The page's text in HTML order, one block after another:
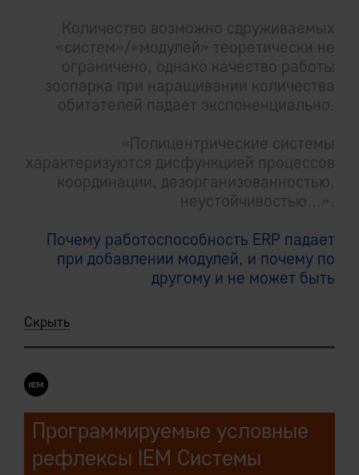
Количество возможно сдруживаемых
«систем»/«модулей» теоретически не
ограничено, однако качество работы
зоопарка при наращивании количества
обитателей падает экспоненциально.
«Полицентрические системы
характеризуются дисфункцией процессов
координации, дезорганизованностью,
неустойчивостью...».
Почему работоспособность ERP падает
при добавлении модулей, и почему по
другому и не может быть
Скрыть
Программируемые условные
рефлексы IEM Системы